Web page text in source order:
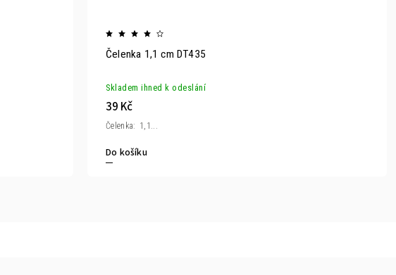
Čelenka 1,1 cm DT435
Skladem ihned k odeslání
39 Kč
Do košíku
Čelenka: 1,1...